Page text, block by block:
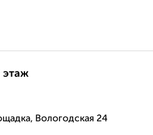
этаж
Вологодская 24